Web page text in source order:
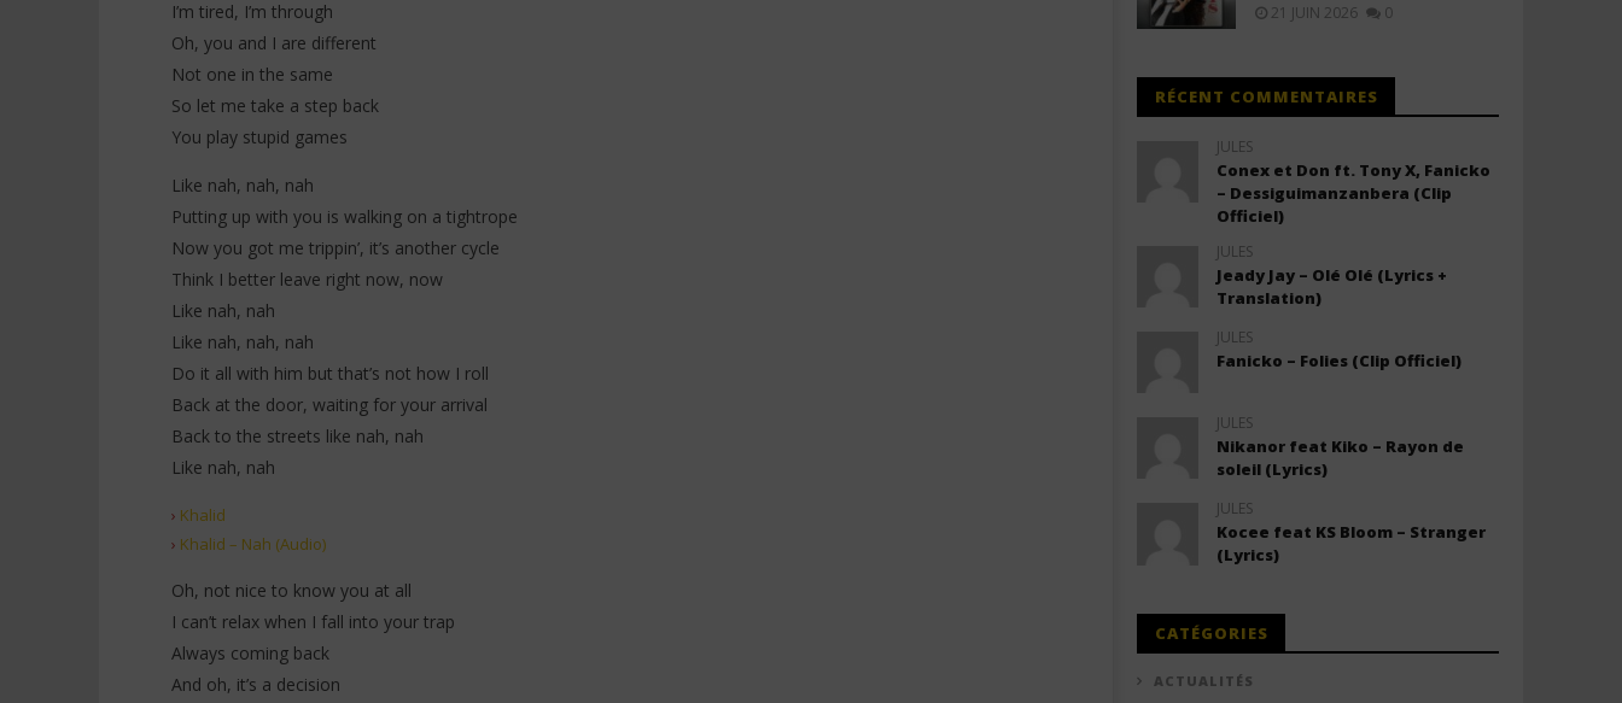
I’m tired, I’m through
Oh, you and I are different
Not one in the same
So let me take a step back
You play stupid games
Like nah, nah, nah
Putting up with you is walking on a tightrope
Now you got me trippin’, it’s another cycle
Think I better leave right now, now
Like nah, nah
Like nah, nah, nah
Do it all with him but that’s not how I roll
Back at the door, waiting for your arrival
Back to the streets like nah, nah
Like nah, nah
› Khalid
› Khalid – Nah (Audio)
Oh, not nice to know you at all
I can’t relax when I fall into your trap
Always coming back
And oh, it’s a decision
21 JUIN 2026 0
RÉCENT COMMENTAIRES
JULES
Conex et Don ft. Tony X, Fanicko
– Dessiguimanzanbera (Clip
Officiel)
JULES
Jeady Jay – Olé Olé (Lyrics +
Translation)
JULES
Fanicko – Folies (Clip Officiel)
JULES
Nikanor feat Kiko – Rayon de
soleil (Lyrics)
JULES
Kocee feat KS Bloom – Stranger
(Lyrics)
CATÉGORIES
ACTUALITÉS